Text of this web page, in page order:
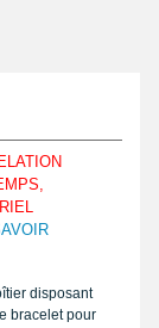
disposant
bracelet pour